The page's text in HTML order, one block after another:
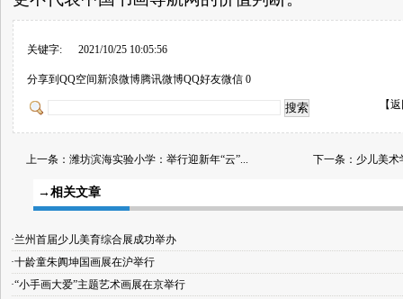
关键字: 2021/10/25 10:05:56
分享到 QQ空间新浪微博腾讯微博QQ好友微信 0
【
上一条： 潍坊滨海实验小学：举行迎新年“云”... 下一条： 少儿美术
→相关文章
·兰州首届少儿美育综合展成功举办
·十龄童朱阗坤国画展在沪举行
·“小手画大爱”主题艺术画展在京举行